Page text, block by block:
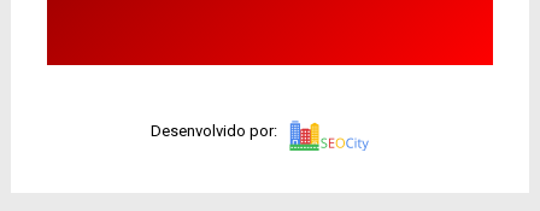
Desenvolvido por: